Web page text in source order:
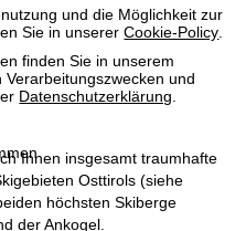
und die Möglichkeit zur
Sie in unsererCookie-Policy.
finden Sie in unserem
und
Datenschutzerklärung.
Ihnen insgesamt traumhafte
Osttirols (siehe
höchsten Skiberge
der Ankogel.